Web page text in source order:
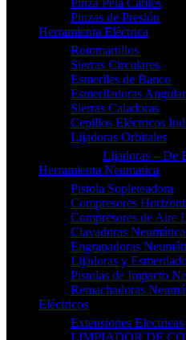
Pinza Pela Cables
Pinzas de Presión
Herramienta Eléctrica
Rotomartillos
Sierras Circulares
Esmeriles de Banco
Esmeriladoras
Sierras Caladoras
Cepillos Eléctricos
Lijadoras Orbitales
Lijadoras – De
Herramienta Neumatica
Pistola Sopleteadora
Compresores
Compresores de Aire
Clavadoras
Engrapadoras
Lijadoras y
Pistolas de Impacto
Remachadoras
Eléctricos
Extensiones Electricas
LIMPIADOR DE